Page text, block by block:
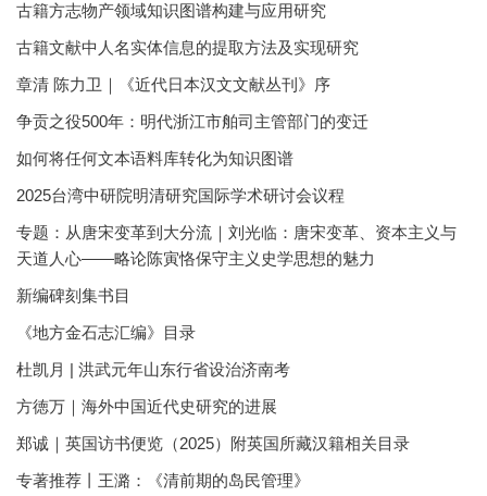
古籍方志物产领域知识图谱构建与应用研究
古籍文献中人名实体信息的提取方法及实现研究
章清 陈力卫｜《近代日本汉文文献丛刊》序
争贡之役500年：明代浙江市舶司主管部门的变迁
如何将任何文本语料库转化为知识图谱
2025台湾中研院明清研究国际学术研讨会议程
专题：从唐宋变革到大分流｜刘光临：唐宋变革、资本主义与
天道人心——略论陈寅恪保守主义史学思想的魅力
新编碑刻集书目
《地方金石志汇编》目录
杜凯月 | 洪武元年山东行省设治济南考
方徳万｜海外中国近代史研究的进展
郑诚｜英国访书便览（2025）附英国所藏汉籍相关目录
专著推荐丨王潞：《清前期的岛民管理》